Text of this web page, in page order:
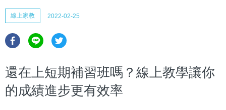
線上家教 2022-02-25
還在上短期補習班嗎？線上教學讓你
的成績進步更有效率